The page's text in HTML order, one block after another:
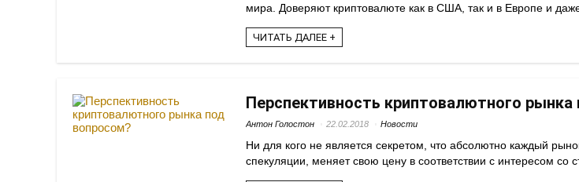
мира. Доверяют криптовалюте как в США, так и в Европе и даже
ЧИТАТЬ ДАЛЕЕ +
Перспективность криптовалютного
Антон Голостон 22.02.2018 Новости
Ни для кого не является секретом, что абсолютно каждый
спекуляции, меняет свою цену в соответствии с интересом со